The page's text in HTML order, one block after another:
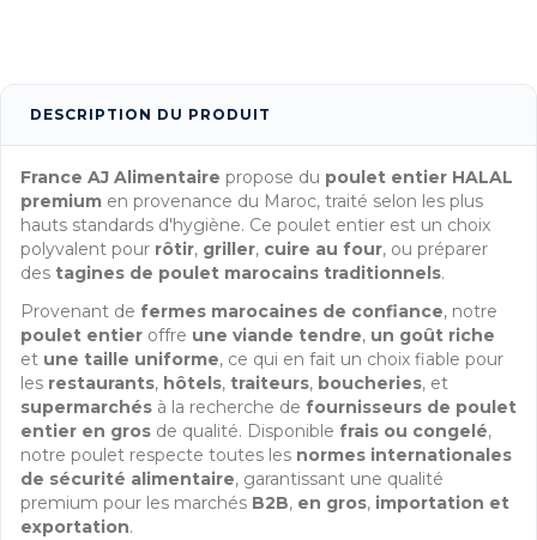
DESCRIPTION DU PRODUIT
France AJ Alimentaire propose du poulet entier HALAL
premium en provenance du Maroc, traité selon les plus
hauts standards d'hygiène. Ce poulet entier est un choix
polyvalent pour rôtir, griller, cuire au four, ou préparer
des tagines de poulet marocains traditionnels.
Provenant de fermes marocaines de confiance, notre
poulet entier offre une viande tendre, un goût riche
et une taille uniforme, ce qui en fait un choix fiable pour
les restaurants, hôtels, traiteurs, boucheries, et
supermarchés à la recherche de fournisseurs de poulet
entier en gros de qualité. Disponible frais ou congelé,
notre poulet respecte toutes les normes internationales
de sécurité alimentaire, garantissant une qualité
premium pour les marchés B2B, en gros, importation et
exportation.